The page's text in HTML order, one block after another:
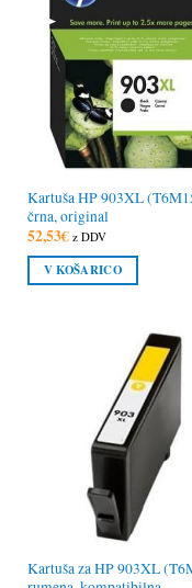
Kartuša HP 903XL
črna, original
52,53€ z DDV
V KOŠARICO
Kartuša za HP 903XL